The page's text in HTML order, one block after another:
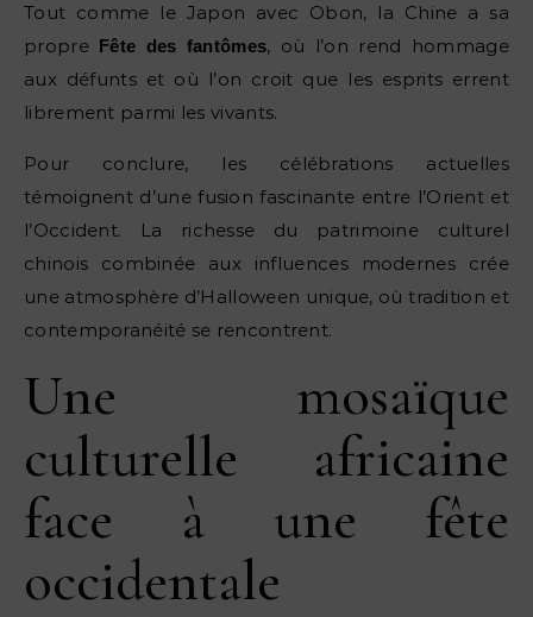
Tout comme le Japon avec Obon, la Chine a sa
propre Fête des fantômes, où l’on rend hommage
aux défunts et où l’on croit que les esprits errent
librement parmi les vivants.
Pour conclure, les célébrations actuelles
témoignent d’une fusion fascinante entre l’Orient et
l’Occident. La richesse du patrimoine culturel
chinois combinée aux influences modernes crée
une atmosphère d’Halloween unique, où tradition et
contemporanéité se rencontrent.
Une mosaïque
culturelle africaine
face à une fête
occidentale